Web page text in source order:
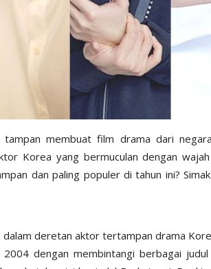
membuat film drama dari
Korea yang bermuculan dengan
dan paling populer di tahun ini?
deretan aktor tertampan drama
dengan membintangi berbagai judul